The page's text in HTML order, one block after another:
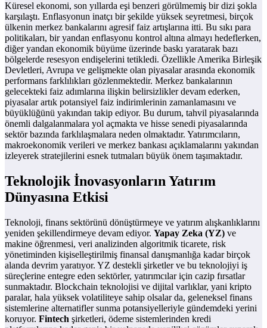
Küresel ekonomi, son yıllarda eşi benzeri görülmemiş bir dizi şokla
karşılaştı. Enflasyonun inatçı bir şekilde yüksek seyretmesi, birçok
ülkenin merkez bankalarını agresif faiz artışlarına itti. Bu sıkı para
politikaları, bir yandan enflasyonu kontrol altına almayı hedeflerken,
diğer yandan ekonomik büyüme üzerinde baskı yaratarak bazı
bölgelerde resesyon endişelerini tetikledi. Özellikle Amerika Birleşik
Devletleri, Avrupa ve gelişmekte olan piyasalar arasında ekonomik
performans farklılıkları gözlenmektedir. Merkez bankalarının
gelecekteki faiz adımlarına ilişkin belirsizlikler devam ederken,
piyasalar artık potansiyel faiz indirimlerinin zamanlamasını ve
büyüklüğünü yakından takip ediyor. Bu durum, tahvil piyasalarında
önemli dalgalanmalara yol açmakta ve hisse senedi piyasalarında
sektör bazında farklılaşmalara neden olmaktadır. Yatırımcıların,
makroekonomik verileri ve merkez bankası açıklamalarını yakından
izleyerek stratejilerini esnek tutmaları büyük önem taşımaktadır.
Teknolojik İnovasyonların Yatırım
Dünyasına Etkisi
Teknoloji, finans sektörünü dönüştürmeye ve yatırım alışkanlıklarını
yeniden şekillendirmeye devam ediyor. Yapay Zeka (YZ) ve
makine öğrenmesi, veri analizinden algoritmik ticarete, risk
yönetiminden kişiselleştirilmiş finansal danışmanlığa kadar birçok
alanda devrim yaratıyor. YZ destekli şirketler ve bu teknolojiyi iş
süreçlerine entegre eden sektörler, yatırımcılar için cazip fırsatlar
sunmaktadır. Blockchain teknolojisi ve dijital varlıklar, yani kripto
paralar, hala yüksek volatiliteye sahip olsalar da, geleneksel finans
sistemlerine alternatifler sunma potansiyelleriyle gündemdeki yerini
koruyor. Fintech şirketleri, ödeme sistemlerinden kredi